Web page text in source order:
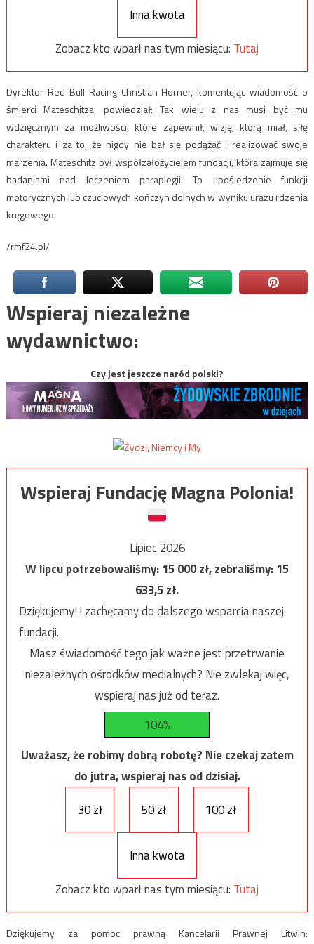
Inna kwota
Zobacz kto wparł nas tym miesiącu: Tutaj
Dyrektor Red Bull Racing Christian Horner, komentując wiadomość o
śmierci Mateschitza, powiedział: Tak wielu z nas musi być mu
wdzięcznym za możliwości, które zapewnił, wizję, którą miał, siłę
charakteru i za to, że nigdy nie bał się podążać i realizować swoje
marzenia. Mateschitz był współzałożycielem fundacji, która zajmuje się
badaniami nad leczeniem paraplegii. To upośledzenie funkcji
motorycznych lub czuciowych kończyn dolnych w wyniku urazu rdzenia
kręgowego.
/rmf24.pl/
Wspieraj niezależne
wydawnictwo:
Czy jest jeszcze naród polski?
Wspieraj Fundację Magna Polonia!
Lipiec 2026
W lipcu potrzebowaliśmy:15 000zł, zebraliśmy:15
633,5zł.
Dziękujemy! i zachęcamy do dalszego wsparcia naszej
fundacji.
Masz świadomość tego jak ważne jest przetrwanie
niezależnych ośrodków medialnych? Nie zwlekaj więc,
wspieraj nas już od teraz.
104%
Uważasz, że robimy dobrą robotę? Nie czekaj zatem
do jutra, wspieraj nas od dzisiaj.
30 zł
50 zł 100 zł
Inna kwota
Zobacz kto wparł nas tym miesiącu: Tutaj
Dziękujemy za pomoc prawną Kancelarii Prawnej Litwin: